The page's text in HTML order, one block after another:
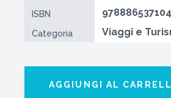
ISBN
Categoria Viaggi e
AGGIUNGI AL